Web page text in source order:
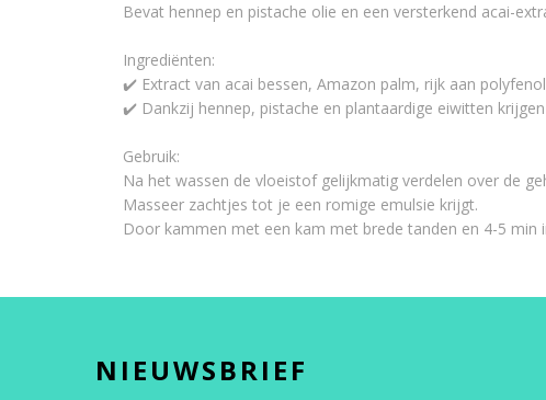
Bevat hennep en pistache olie en een versterkend acai-
Ingrediënten:
✔️ Extract van acai bessen, Amazon palm, rijk aan
✔️ Dankzij hennep, pistache en plantaardige eiwitten
Gebruik:
Na het wassen de vloeistof gelijkmatig verdelen over de
Masseer zachtjes tot je een romige emulsie krijgt.
Door kammen met een kam met brede tanden en 4-5 min
NIEUWSBRIEF